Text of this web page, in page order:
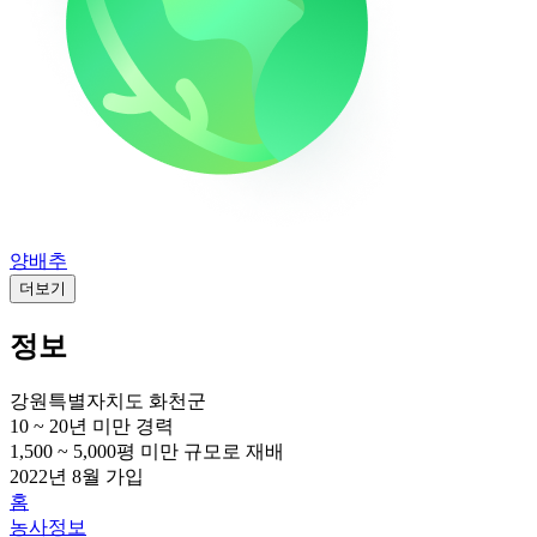
양배추
더보기
정보
강원특별자치도 화천군
10 ~ 20년 미만 경력
1,500 ~ 5,000평 미만 규모로 재배
2022년 8월 가입
홈
농사정보